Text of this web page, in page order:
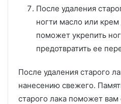
После удаления
ногти масло или
поможет укрепить
предотвратить ее
После удаления старого
нанесению свежего.
старого лака поможет вам